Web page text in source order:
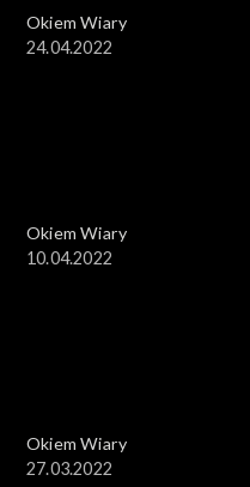
Okiem Wiary
24.04.2022
Okiem Wiary
10.04.2022
Okiem Wiary
27.03.2022